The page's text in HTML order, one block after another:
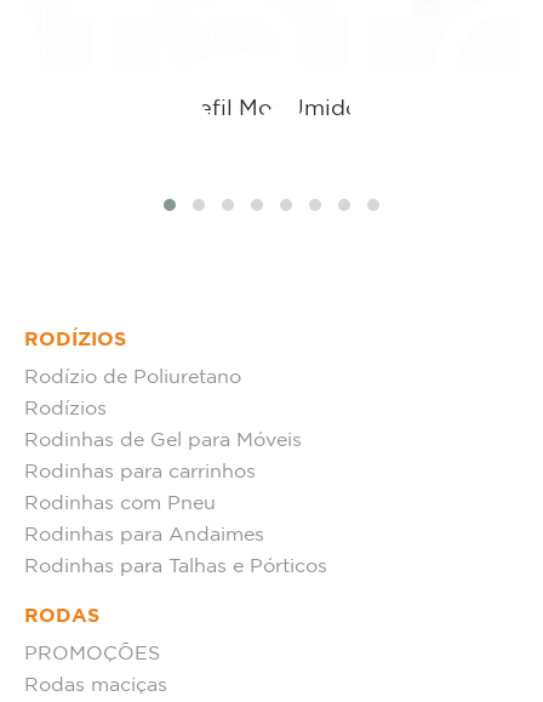
Refil MopÚmido
RODÍZIOS
Rodízio de Poliuretano
Rodízios
Rodinhas de Gel para Móveis
Rodinhas para carrinhos
Rodinhas com Pneu
Rodinhas para Andaimes
Rodinhas para Talhas e Pórticos
RODAS
PROMOÇÕES
Rodas maciças